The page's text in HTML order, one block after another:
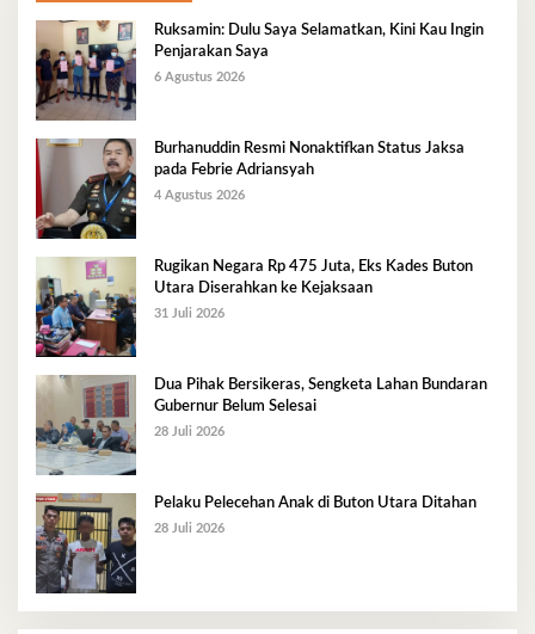
Ruksamin: Dulu Saya Selamatkan, Kini Kau Ingin
Penjarakan Saya
6 Agustus 2026
Burhanuddin Resmi Nonaktifkan Status Jaksa
pada Febrie Adriansyah
4 Agustus 2026
Rugikan Negara Rp 475 Juta, Eks Kades Buton
Utara Diserahkan ke Kejaksaan
31 Juli 2026
Dua Pihak Bersikeras, Sengketa Lahan Bundaran
Gubernur Belum Selesai
28 Juli 2026
Pelaku Pelecehan Anak di Buton Utara Ditahan
28 Juli 2026